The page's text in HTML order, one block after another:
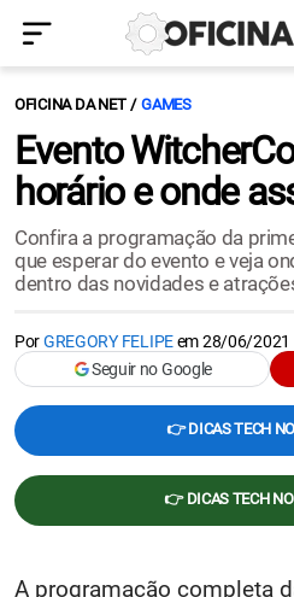
OFICINA DA NET GAMES
Evento
horário e onde
Confira a programação da
que esperar do evento e veja
dentro das novidades e
PorGREGORY FELIPEem28/06/2021
Seguir no Google
👉 DICAS TECH
👉 DICAS TECH
A programação completa